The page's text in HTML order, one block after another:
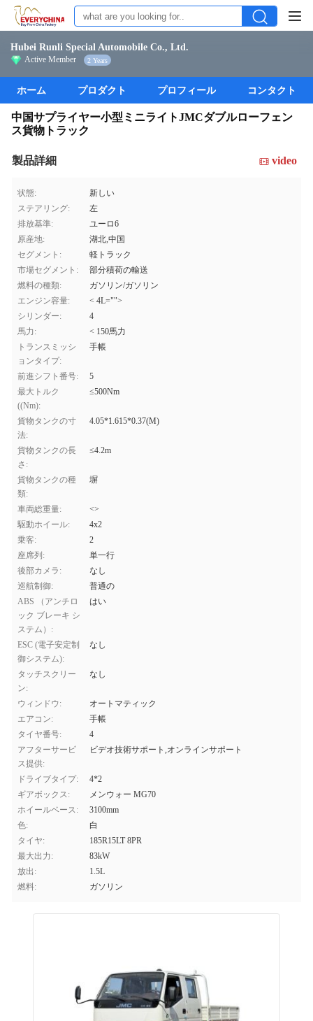
Hubei Runli Special Automobile Co., Ltd.
Active Member 2 Years
ホーム プロダクト プロフィール コンタクト
中国サプライヤー小型ミニライトJMCダブルローフェン
ス貨物トラック
製品詳細 video
状態:
新しい
ステアリング:
左
排放基準:
ユーロ6
原産地:
湖北,中国
セグメント:
軽トラック
市場セグメント:
部分積荷の輸送
燃料の種類:
ガソリン/ガソリン
エンジン容量:
< 4L="">
シリンダー:
4
馬力:
< 150馬力
トランスミッシ
ョンタイプ:
手帳
前進シフト番号:
5
最大トルク
((Nm):
≤500Nm
貨物タンクの寸
法:
4.05*1.615*0.37(M)
貨物タンクの長
さ:
≤4.2m
貨物タンクの種
類:
塀
車両総重量:
<>
駆動ホイール:
4x2
乗客:
2
座席列:
単一行
後部カメラ:
なし
巡航制御:
普通の
ABS （アンチロ
ック ブレーキ シ
ステム）:
はい
ESC (電子安定制
御システム):
なし
タッチスクリー
ン:
なし
ウィンドウ:
オートマティック
エアコン:
手帳
タイヤ番号:
4
アフターサービ
ス提供:
ビデオ技術サポート,オンラインサポート
ドライブタイプ:
4*2
ギアボックス:
メンウォー MG70
ホイールベース:
3100mm
色:
白
タイヤ:
185R15LT 8PR
最大出力:
83kW
放出:
1.5L
燃料:
ガソリン